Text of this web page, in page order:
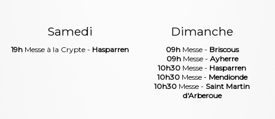
Samedi
19h Messe à la Crypte - Hasparren
Dimanche
09hMesse - Briscous
09hMesse - Ayherre
10h30 Messe - Hasparren
10h30Messe - Mendionde
10h30 Messe - Saint Martin
d'Arberoue